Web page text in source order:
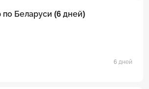
Беларуси (6 дней)
6 дней